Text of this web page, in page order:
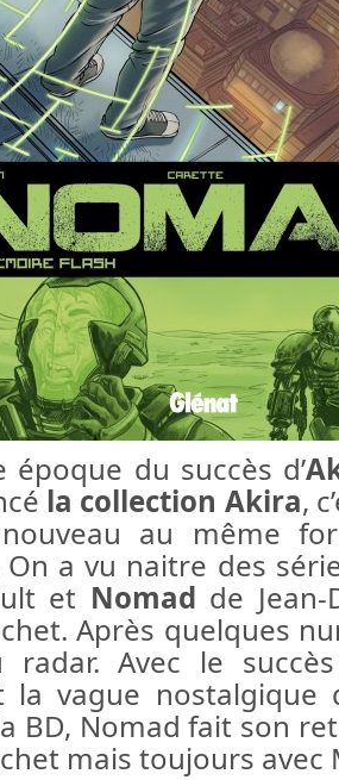
époque du succès d’
la collection Akira,
au même
On a vu naitre des
et Nomad de
Après quelques
radar. Avec le
la vague nostalgique
BD, Nomad fait son
mais toujours avec